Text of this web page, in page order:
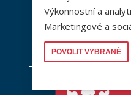
Výkonnostní a
Marketingové a
POVOLIT VYBRANÉ